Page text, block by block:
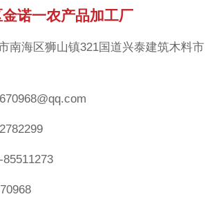
诺一农产品加工厂
南海区狮山镇321国道兴泰建筑木料市
85511273